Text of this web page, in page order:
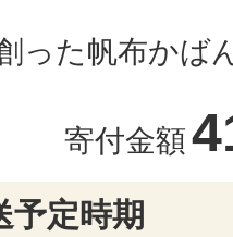
った帆布かば
寄付金額
予定時期